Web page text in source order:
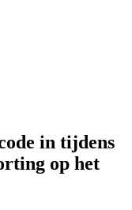
in tijdens
op het